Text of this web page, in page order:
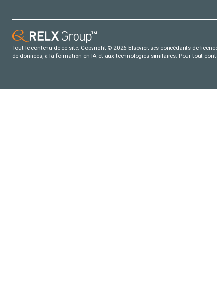
Tout le contenu de ce site: Copyright © 2026 Elsevier, ses concédants de
de données, a la formation en IA et aux technologies similaires. Pour tout